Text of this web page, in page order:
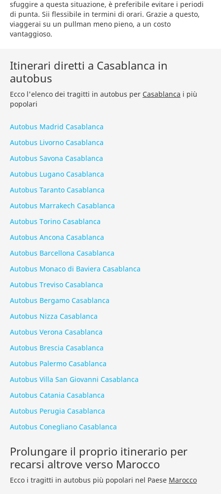
sfuggire a questa situazione, è preferibile evitare i periodi
di punta. Sii flessibile in termini di orari. Grazie a questo,
viaggerai su un pullman meno pieno, a un costo
vantaggioso.
Itinerari diretti a Casablanca in
autobus
Ecco l'elenco dei tragitti in autobus per Casablanca i più
popolari
Autobus Madrid Casablanca
Autobus Livorno Casablanca
Autobus Savona Casablanca
Autobus Lugano Casablanca
Autobus Taranto Casablanca
Autobus Marrakech Casablanca
Autobus Torino Casablanca
Autobus Ancona Casablanca
Autobus Barcellona Casablanca
Autobus Monaco di Baviera Casablanca
Autobus Treviso Casablanca
Autobus Bergamo Casablanca
Autobus Nizza Casablanca
Autobus Verona Casablanca
Autobus Brescia Casablanca
Autobus Palermo Casablanca
Autobus Villa San Giovanni Casablanca
Autobus Catania Casablanca
Autobus Perugia Casablanca
Autobus Conegliano Casablanca
Prolungare il proprio itinerario per
recarsi altrove verso Marocco
Ecco i tragitti in autobus più popolari nel Paese Marocco